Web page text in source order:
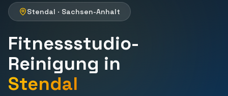
Stendal · Sachsen-Anhalt
Fitnessstudio-
Reinigung in
Stendal